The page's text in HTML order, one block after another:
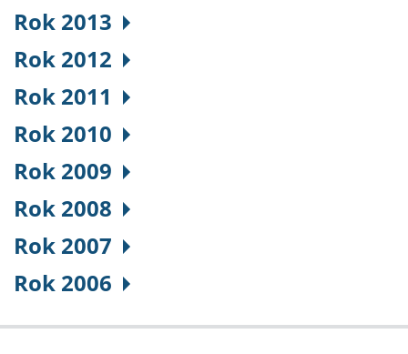
Rok 2013
Rok 2012
Rok 2011
Rok 2010
Rok 2009
Rok 2008
Rok 2007
Rok 2006